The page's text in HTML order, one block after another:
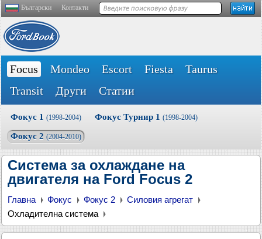
Български Контакти
Focus Mondeo Escort Fiesta
Taurus
Transit
Други Статии
Фокус 1 (1998-2004) Фокус Турнир 1 (1998-2004)
Фокус 2 (2004-2010)
Система за охлаждане на
двигателя на Ford Focus 2
Главна Фокус Фокус 2
Силовия агрегат
Охладителна система